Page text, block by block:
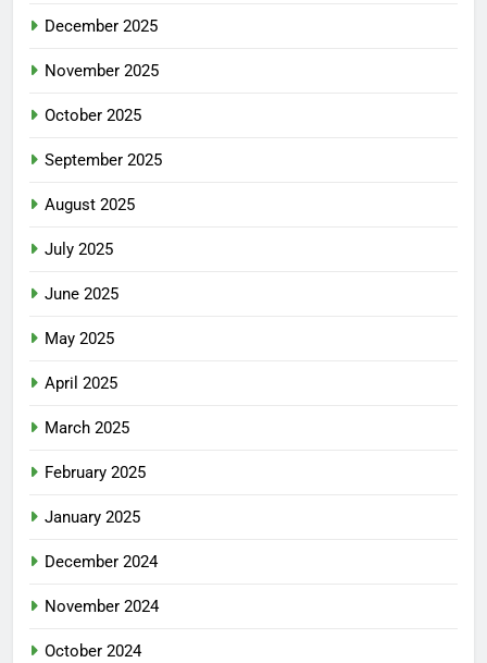
December 2025
November 2025
October 2025
September 2025
August 2025
July 2025
June 2025
May 2025
April 2025
March 2025
February 2025
January 2025
December 2024
November 2024
October 2024